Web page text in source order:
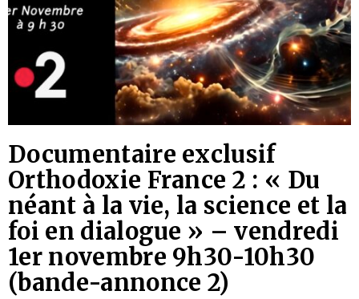
Documentaire exclusif
Orthodoxie France 2 : « Du
néant à la vie, la science et la
foi en dialogue » – vendredi
1er novembre 9h30-10h30
(bande-annonce 2)